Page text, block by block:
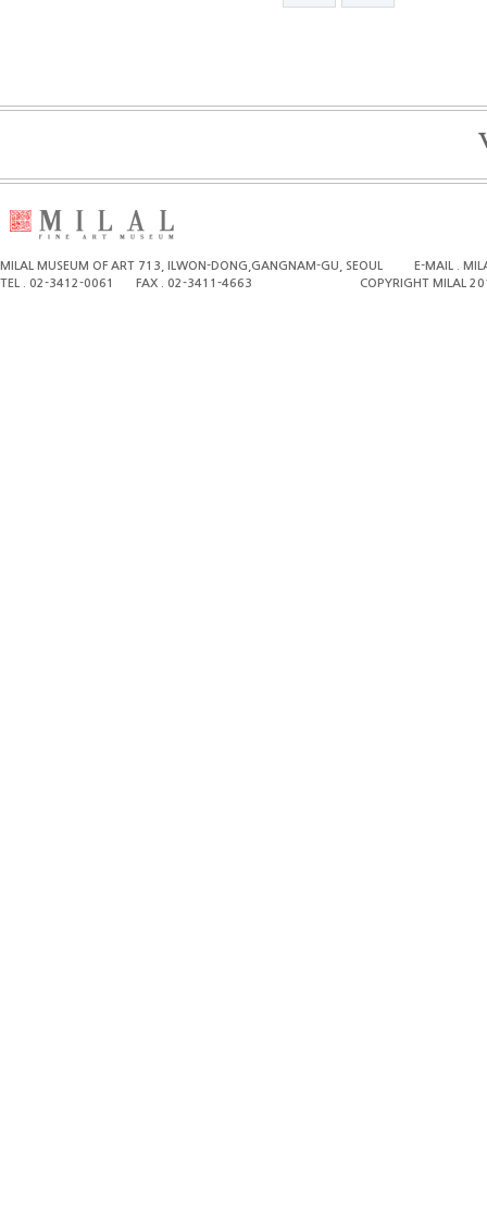
MILAL MUSEUM OF ART 713, ILWON-DONG,GANGNAM-GU, SEOUL
E-MAIL .
TEL . 02-3412-0061
FAX . 02-3411-4663 COPYRIGHT MILAL